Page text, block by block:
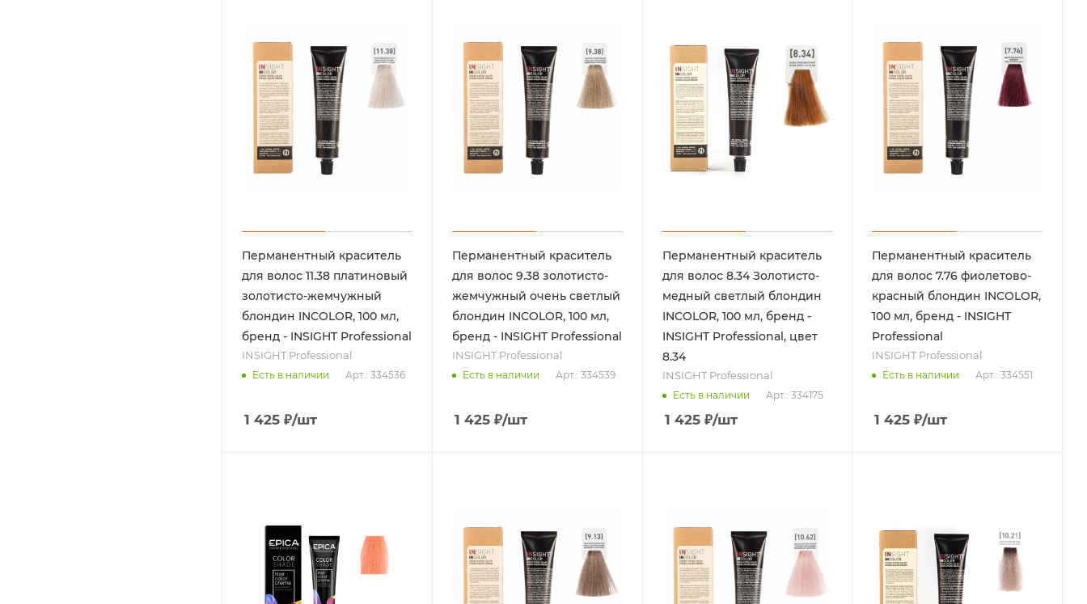
Перманентный краситель
для волос 11.38 платиновый
золотисто-жемчужный
блондин INCOLOR, 100 мл,
бренд - INSIGHT Professional
INSIGHT Professional
Есть в наличии Арт.: 334536
1 425 ₽/шт
Перманентный краситель
для волос 9.38 золотисто-
жемчужный очень светлый
блондин INCOLOR, 100 мл,
бренд - INSIGHT Professional
INSIGHT Professional
Есть в наличии Арт.: 334539
1 425₽/шт
Перманентный краситель
для волос 8.34 Золотисто-
медный светлый блондин
INCOLOR, 100 мл, бренд -
INSIGHT Professional, цвет
8.34
INSIGHT Professional
Есть в наличии Арт.: 334175
1 425₽/шт
Перманентный краситель
для волос 7.76 фиолетово-
красный блондин INCOLOR,
100 мл, бренд - INSIGHT
Professional
INSIGHT Professional
Есть в наличии Арт.: 334551
1 425 ₽/шт